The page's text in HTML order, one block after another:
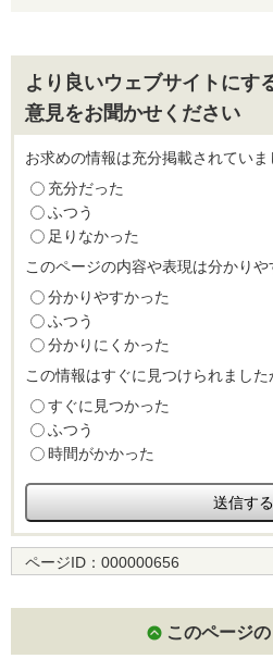
より良いウェブサイトにす
意見をお聞かせください
お求めの情報は充分掲載されていま
充分だった
ふつう
足りなかった
このページの内容や表現は分かりや
分かりやすかった
ふつう
分かりにくかった
この情報はすぐに見つけられました
すぐに見つかった
ふつう
時間がかかった
ページID： 000000656
このページ